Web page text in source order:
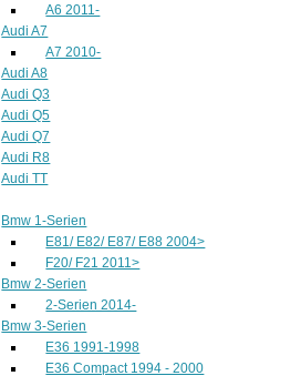
A6 2011-
Audi A7
A7 2010-
Audi A8
Audi Q3
Audi Q5
Audi Q7
Audi R8
Audi TT
Bmw 1-Serien
E81/ E82/ E87/ E88 2004>
F20/ F21 2011>
Bmw 2-Serien
2-Serien 2014-
Bmw 3-Serien
E36 1991-1998
E36 Compact 1994 - 2000